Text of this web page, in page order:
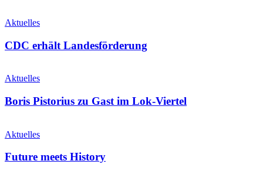
Aktuelles
CDC erhält Landesförderung
Aktuelles
Boris Pistorius zu Gast im Lok-Viertel
Aktuelles
Future meets History